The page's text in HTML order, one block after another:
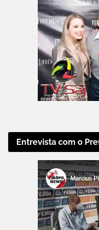
Entrevista com o